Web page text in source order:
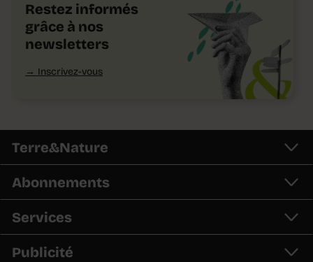
Restez informés
grâce à nos
newsletters
Inscrivez-vous
Terre&Nature
Abonnements
Services
Publicité